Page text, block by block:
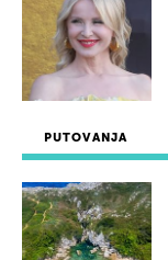
PUTOVANJA